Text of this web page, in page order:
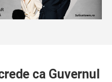
ca Guvernul